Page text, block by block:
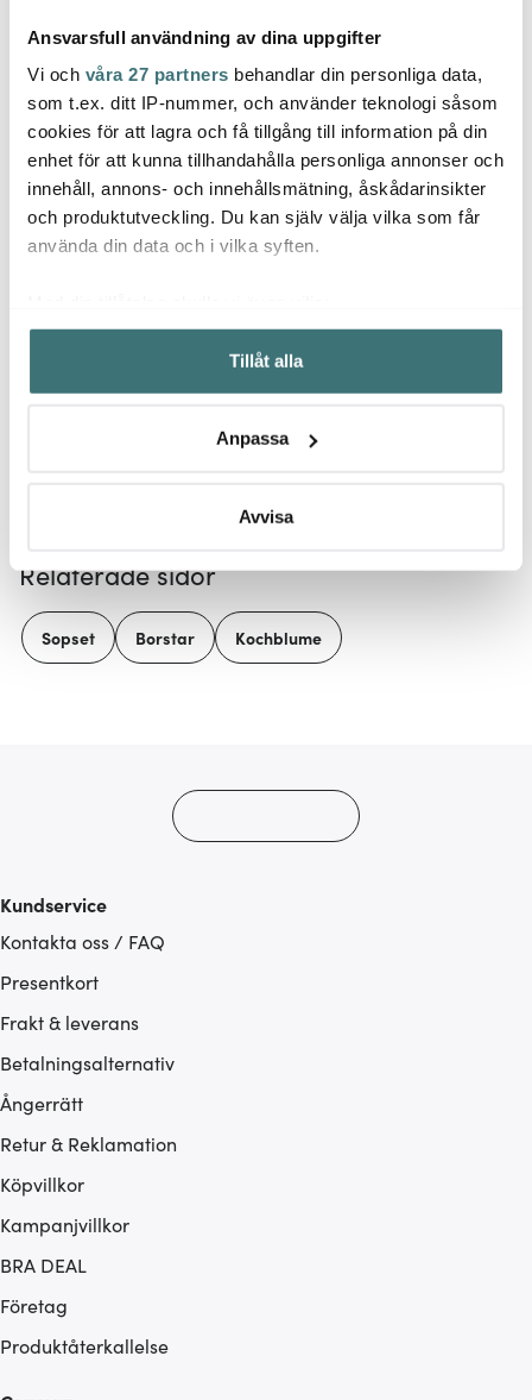
Ansvarsfull användning av dina uppgifter
Vi och våra 27 partners behandlar din personliga data,
som t.ex. ditt IP-nummer, och använder teknologi såsom
cookies för att lagra och få tillgång till information på din
enhet för att kunna tillhandahålla personliga annonser och
innehåll, annons- och innehållsmätning, åskådarinsikter
och produktutveckling. Du kan själv välja vilka som får
använda din data och i vilka syften.
Samla in information om din geografiska plats som
kan ha en noggrannhet på upp till flera meter
Identifiera din enhet genom att aktivt skanna den för
Ta reda på mer om hur dina personliga uppgifter
Du kan ändra eller dra tillbaka ditt samtycke när som
ska anpassas efter det som vi tror att du tycker om. Det
gör också att vi kan analysera vår trafik och göra
Tillåt alla
Anpassa
Avvisa
Kochblume
Skedhållare 23x10 cm
antracitgrå
129 kr
I lager
Kochblume
Degskrapa med Hål
169 kr
I lager
Låt dig inspireras av våra kunder
Relaterade sidor
Sopset Borstar Kochblume
Kundservice
Kontakta oss / FAQ
Presentkort
Frakt & leverans
Betalningsalternativ
Ångerrätt
Retur & Reklamation
Köpvillkor
Kampanjvillkor
BRA DEAL
Företag
Produktåterkallelse